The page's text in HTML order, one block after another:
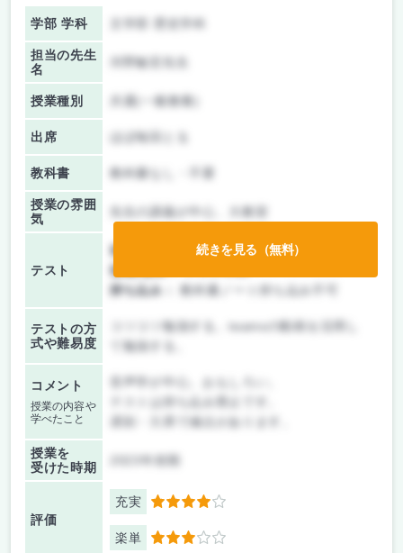
学部 学科
担当の先生
名
河野敏宏先生
授業種別 共通(一般教養)
出席 ほぼ毎回とる
教科書 教科書なし・不要
授業の雰囲
気
先生の講義が中心、大教室
テスト
前期/中間：
テストのみ
後期/期末：
持ち込み：
教科書ノート持ち込み不可
テストの方
式や難易度
コツコツ勉強する。teamsの動画を活用し
て勉強する。
コメント
授業の内容や
学べたこと
遅刻・欠席で減点があります。
授業を
受けた時期
評価
充実 4
楽単 3
続きを見る（無料）